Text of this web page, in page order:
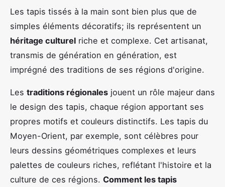
Les tapis tissés à la main sont bien plus que de
simples éléments décoratifs; ils représentent un
héritage culturel riche et complexe. Cet artisanat,
transmis de génération en génération, est
imprégné des traditions de ses régions d'origine.
Les traditions régionales jouent un rôle majeur dans
le design des tapis, chaque région apportant ses
propres motifs et couleurs distinctifs. Les tapis du
Moyen-Orient, par exemple, sont célèbres pour
leurs dessins géométriques complexes et leurs
palettes de couleurs riches, reflétant l'histoire et la
culture de ces régions. Comment les tapis